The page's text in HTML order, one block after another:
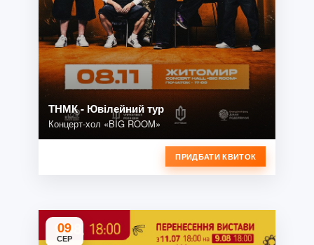
ТНМК - Ювілейний тур
Концерт-хол «BIG ROOM»
ПРИДБАТИ КВИТОК
09
СЕР